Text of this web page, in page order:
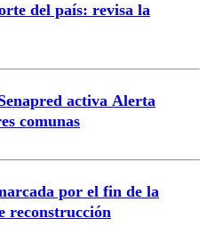
del país: revisa la
activa Alerta
comunas
por el fin de la
reconstrucción